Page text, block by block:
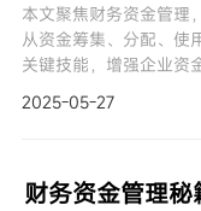
本文聚焦财务资金管理
从资金筹集、分配、使
关键技能，增强企业资
2025-05-27
财务资金管理